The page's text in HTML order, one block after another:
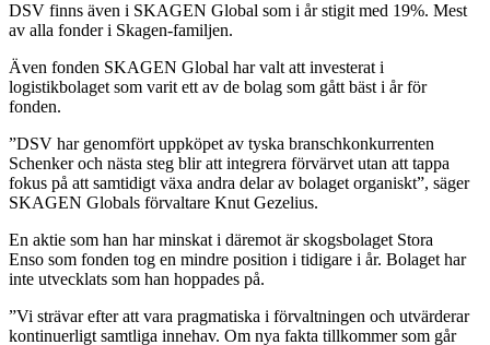
DSV finns även i SKAGEN Global som i år stigit med 19%. Mest
av alla fonder i Skagen-familjen.
Även fonden SKAGEN Global har valt att investerat i
logistikbolaget som varit ett av de bolag som gått bäst i år för
fonden.
”DSV har genomfört uppköpet av tyska branschkonkurrenten
Schenker och nästa steg blir att integrera förvärvet utan att tappa
fokus på att samtidigt växa andra delar av bolaget organiskt”, säger
SKAGEN Globals förvaltare Knut Gezelius.
En aktie som han har minskat i däremot är skogsbolaget Stora
Enso som fonden tog en mindre position i tidigare i år. Bolaget har
inte utvecklats som han hoppades på.
”Vi strävar efter att vara pragmatiska i förvaltningen och utvärderar
kontinuerligt samtliga innehav. Om nya fakta tillkommer som går